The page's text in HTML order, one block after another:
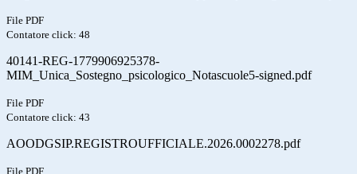
File PDF
Contatore click: 48
40141-REG-1779906925378-
MIM_Unica_Sostegno_psicologico_Notascuole5-signed.pdf
File PDF
Contatore click: 43
AOODGSIP.REGISTROUFFICIALE.2026.0002278.pdf
File PDF